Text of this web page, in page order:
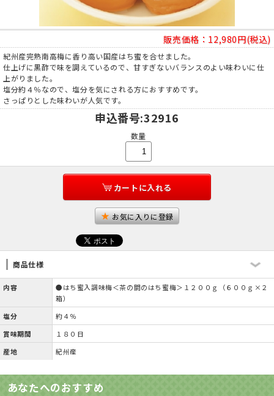
販売価格： 12,980円(税込)
紀州産完熟南高梅に香り高い国産はち蜜を合せました。
仕上げに黒酢で味を調えているので、甘すぎないバランスのよい味わいに仕
上がりました。
塩分約４％なので、塩分を気にされる方におすすめです。
さっぱりとした味わいが人気です。
申込番号:32916
数量
カートに入れる
お気に入りに登録
商品仕様
内容
●はち蜜入調味梅＜茶の間のはち蜜梅＞１２００ｇ（６００ｇ×２
箱）
塩分
約４％
賞味期間
１８０日
産地
紀州産
あなたへのおすすめ